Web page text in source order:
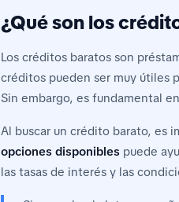
¿Qué son los
Los créditos baratos son
créditos pueden ser muy útiles
Sin embargo, es fundamental
Al buscar un crédito barato, es
opciones disponibles puede
las tasas de interés y las